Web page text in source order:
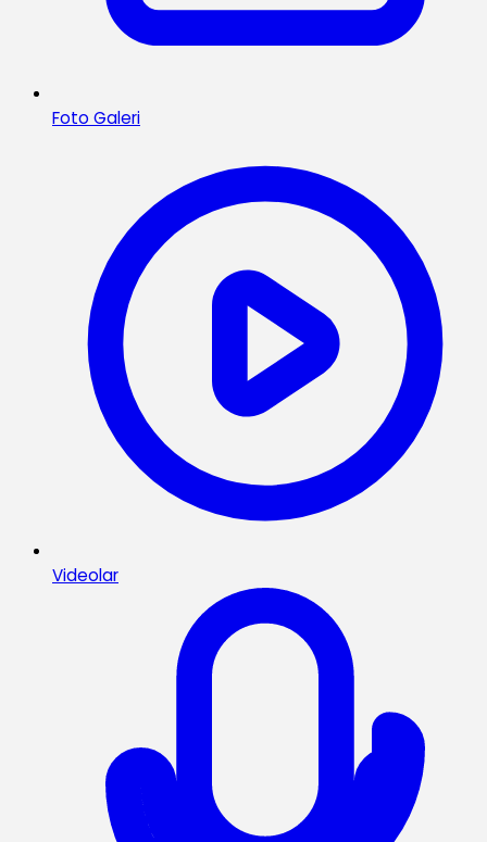
Foto Galeri
Videolar